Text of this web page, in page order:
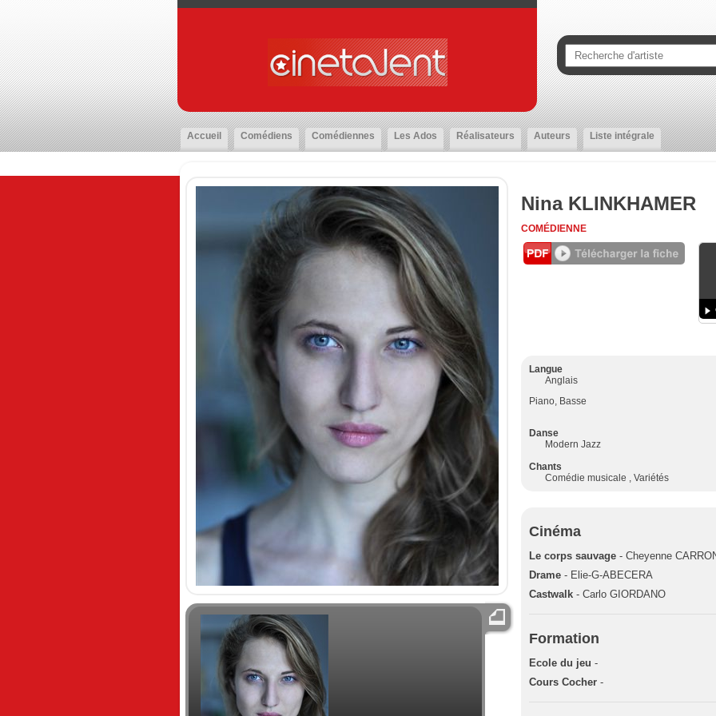
Accueil Comédiens Comédiennes Les Ados Réalisateurs Auteurs Liste intégrale
Nina KLINKHAMER
COMÉDIENNE
Langue
Anglais
Piano, Basse
Danse
Modern Jazz
Chants
Comédie musicale , Variétés
Cinéma
Le corps sauvage - Cheyenne
Drame - Elie-G-ABECERA
Castwalk - Carlo GIORDANO
Formation
Ecole du jeu -
Cours Cocher -